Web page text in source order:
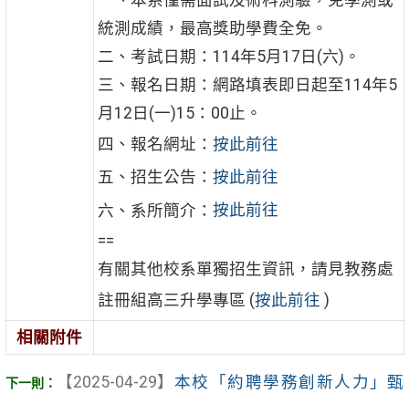
統測成績，最高獎助學費全免。
二、考試日期：114年5月17日(六)。
三、報名日期：網路填表即日起至114年5
月12日(一)15：00止。
四、報名網址： 按此前往
五、招生公告： 按此前往
六、系所簡介： 按此前往
==
有關其他校系單獨招生資訊，請見教務處
註冊組高三升學專區 (按此前往 )
相關附件
【2025-04-29】 本校「約聘學務創新人力」甄